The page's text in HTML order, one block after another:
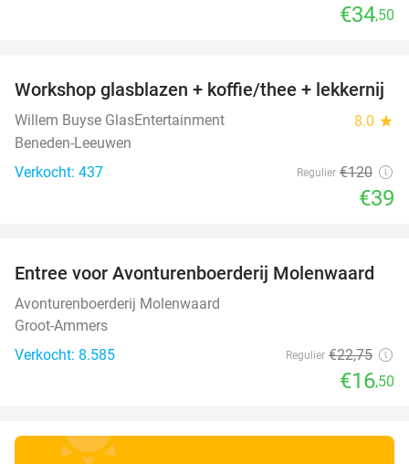
€34,50
68%
Workshop glasblazen + koffie/thee + lekkernij
Willem Buyse GlasEntertainment 8.0 star
Beneden-Leeuwen
Verkocht: 437
Regulier €120
€39
27%
Entree voor Avonturenboerderij Molenwaard
Avonturenboerderij Molenwaard
Groot-Ammers
Verkocht: 8.585
Regulier €22,75
€16,50